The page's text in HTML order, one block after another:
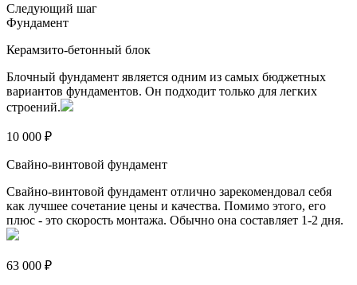
Следующий шаг
Фундамент
Керамзито-бетонный блок
Блочный фундамент является одним из самых бюджетных
вариантов фундаментов. Он подходит только для легких
строений.
10 000 ₽
Свайно-винтовой фундамент
Свайно-винтовой фундамент отлично зарекомендовал себя
как лучшее сочетание цены и качества. Помимо этого, его
плюс - это скорость монтажа. Обычно она составляет 1-2 дня.
63 000 ₽